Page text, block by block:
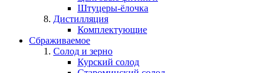
Штуцеры-ёлочка
Дистилляция
Комплектующие
Сбраживаемое
Солод и зерно
Курский солод